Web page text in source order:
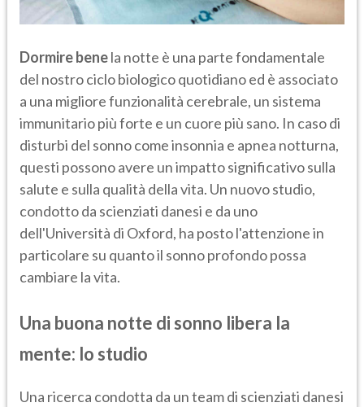
Dormire benela notte è una parte fondamentale
del nostro ciclo biologico quotidiano ed è associato
a una migliore funzionalità cerebrale, un sistema
immunitario più forte e un cuore più sano. In caso di
disturbi del sonno come insonnia e apnea notturna,
questi possono avere un impatto significativo sulla
salute e sulla qualità della vita. Un nuovo studio,
condotto da scienziati danesi e da uno
dell'Università di Oxford, ha posto l'attenzione in
particolare su quanto il sonno profondo possa
cambiare la vita.
Una buona notte di sonno libera la
mente: lo studio
Una ricerca condotta da un team di scienziati danesi